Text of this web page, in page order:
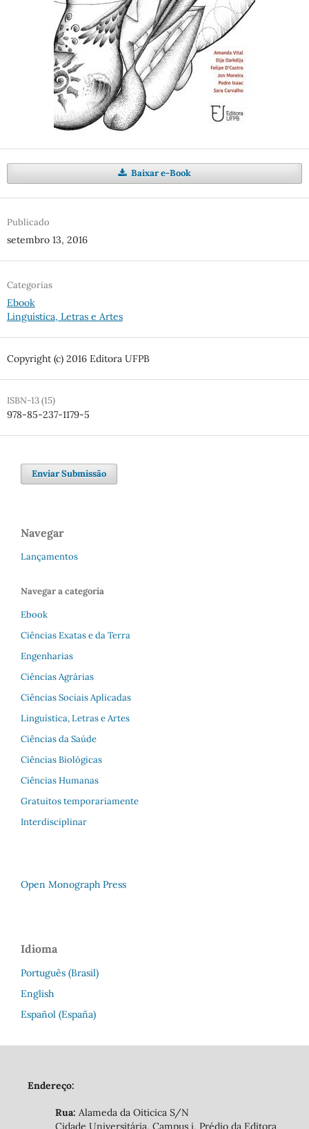
Baixar e-Book
Publicado
setembro 13, 2016
Categorias
Ebook
Linguística, Letras e Artes
Copyright (c) 2016 Editora UFPB
ISBN-13 (15)
978-85-237-1179-5
Enviar Submissão
Navegar
Lançamentos
Navegar a categoria
Ebook
Ciências Exatas e da Terra
Engenharias
Ciências Agrárias
Ciências Sociais Aplicadas
Linguística, Letras e Artes
Ciências da Saúde
Ciências Biológicas
Ciências Humanas
Gratuitos temporariamente
Interdisciplinar
Open Monograph Press
Idioma
Português (Brasil)
English
Español (España)
Endereço:
Rua: Alameda da Oiticica S/N
Cidade Universitária, Campus i, Prédio da Editora